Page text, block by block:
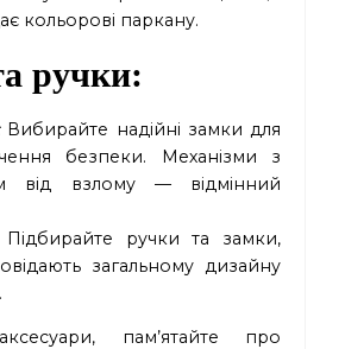
кольорові паркану.
ручки:
Вибирайте надійні замки для
безпеки. Механізми з
від взлому — відмінний
ручки та замки,
загальному дизайну
пам’ятайте про